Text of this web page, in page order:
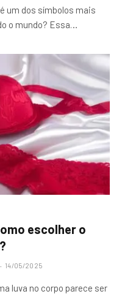
um dos símbolos mais
o mundo? Essa…
escolher o
14/05/2025
luva no corpo parece ser